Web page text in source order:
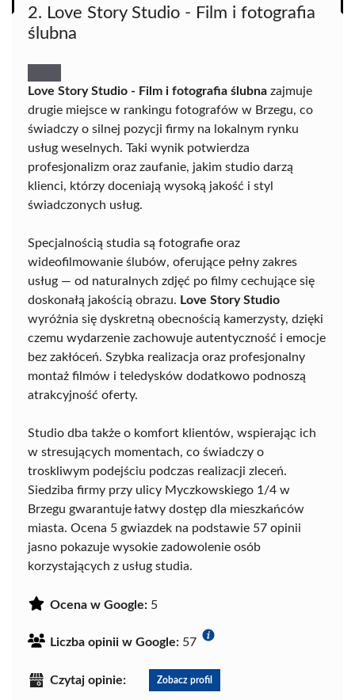
2. Love Story Studio - Film i fotografia
ślubna
Love Story Studio - Film i fotografia ślubna zajmuje
drugie miejsce w rankingu fotografów w Brzegu, co
świadczy o silnej pozycji firmy na lokalnym rynku
usług weselnych. Taki wynik potwierdza
profesjonalizm oraz zaufanie, jakim studio darzą
klienci, którzy doceniają wysoką jakość i styl
świadczonych usług.
Specjalnością studia są fotografie oraz
wideofilmowanie ślubów, oferujące pełny zakres
usług — od naturalnych zdjęć po filmy cechujące się
doskonałą jakością obrazu. Love Story Studio
wyróżnia się dyskretną obecnością kamerzysty, dzięki
czemu wydarzenie zachowuje autentyczność i emocje
bez zakłóceń. Szybka realizacja oraz profesjonalny
montaż filmów i teledysków dodatkowo podnoszą
atrakcyjność oferty.
Studio dba także o komfort klientów, wspierając ich
w stresujących momentach, co świadczy o
troskliwym podejściu podczas realizacji zleceń.
Siedziba firmy przy ulicy Myczkowskiego 1/4 w
Brzegu gwarantuje łatwy dostęp dla mieszkańców
miasta. Ocena 5 gwiazdek na podstawie 57 opinii
jasno pokazuje wysokie zadowolenie osób
korzystających z usług studia.
Ocena w Google: 5
Liczba opinii w Google: 57
Czytaj opinie: Zobacz profil